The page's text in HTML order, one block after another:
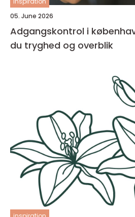
05. June 2026
Adgangskontrol i
du tryghed og overblik